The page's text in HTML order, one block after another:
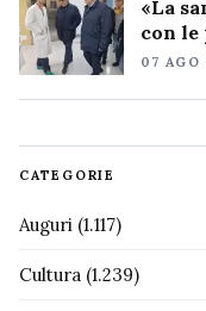
«La
con le
07 AGO
CATEGORIE
Auguri (1.117)
Cultura (1.239)